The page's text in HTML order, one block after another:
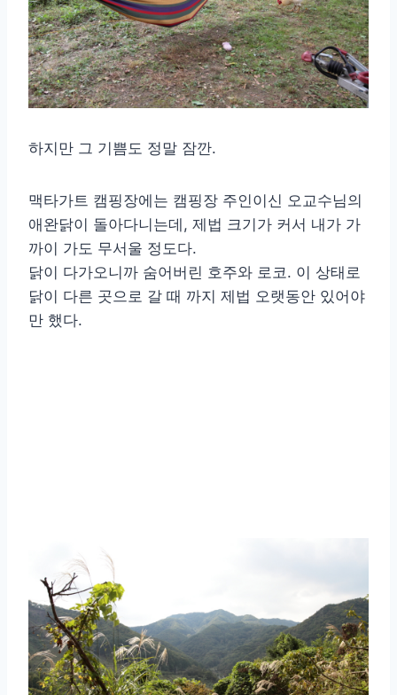
하지만 그 기쁨도 정말 잠깐.
맥타가트 캠핑장에는 캠핑장 주인이신 오교수님의
애완닭이 돌아다니는데, 제법 크기가 커서 내가 가
까이 가도 무서울 정도다.
닭이 다가오니까 숨어버린 호주와 로코. 이 상태로
닭이 다른 곳으로 갈 때 까지 제법 오랫동안 있어야
만 했다.